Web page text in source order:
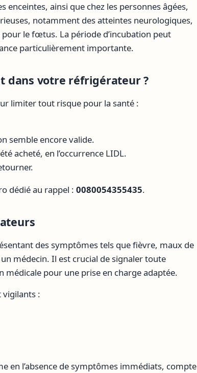
ainsi que chez les personnes âgées,
notamment des atteintes neurologiques,
le fœtus. La période d’incubation peut
particulièrement importante.
dans votre réfrigérateur ?
limiter tout risque pour la santé :
semble encore valide.
acheté, en l’occurrence LIDL.
dédié au rappel : 0080054355435.
des symptômes tels que fièvre, maux de
médecin. Il est crucial de signaler toute
pour une prise en charge adaptée.
vigilants :
en l’absence de symptômes immédiats, compte